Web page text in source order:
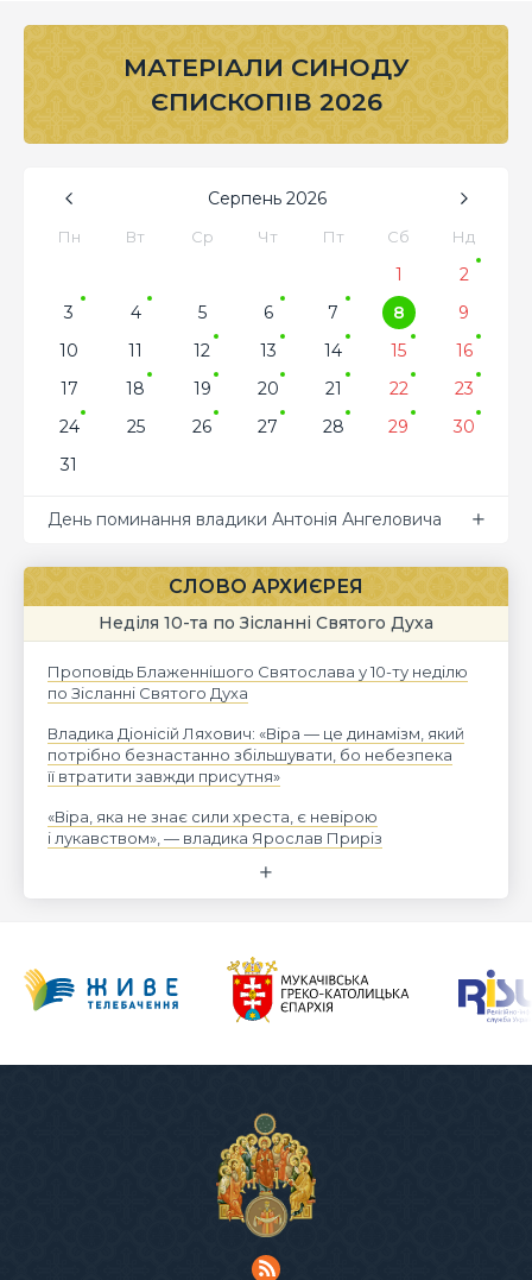
МАТЕРІАЛИ СИНОДУ
ЄПИСКОПІВ 2026
Серпень 2026
Пн Вт Ср Чт Пт Сб Нд
1
2
3
4 5 6 7 8
9
10
11 12 13 14 15
16
17
18 19 20 21 22
23
24
25 26 27 28 29
30
31
День поминання владики Антонія Ангеловича
СЛОВО АРХИЄРЕЯ
Неділя 10-та по Зісланні Святого Духа
Проповідь Блаженнішого Святослава у 10-ту неділю
по Зісланні Святого Духа
Владика Діонісій Ляхович: «Віра — це динамізм, який
потрібно безнастанно збільшувати, бо небезпека
її втратити завжди присутня»
«Віра, яка не знає сили хреста, є невірою
і лукавством», — владика Ярослав Приріз